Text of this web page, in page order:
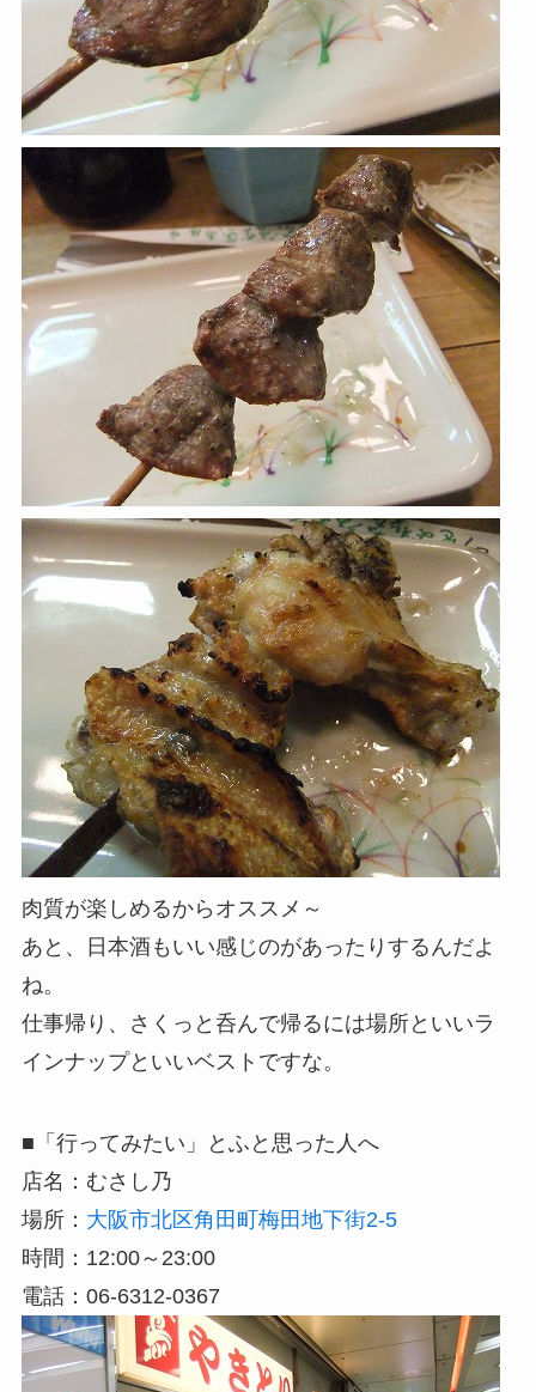
肉質が楽しめるからオススメ～
あと、日本酒もいい感じのがあったりするんだよ
ね。
仕事帰り、さくっと呑んで帰るには場所といいラ
インナップといいベストですな。
■「行ってみたい」とふと思った人へ
店名：むさし乃
場所： 大阪市北区角田町梅田地下街2-5
時間：12:00～23:00
電話：06-6312-0367